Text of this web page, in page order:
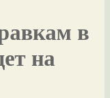
в
на